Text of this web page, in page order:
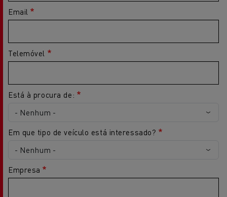
Email
Telemóvel
Está à procura de:
Em que tipo de veículo está interessado?
Empresa